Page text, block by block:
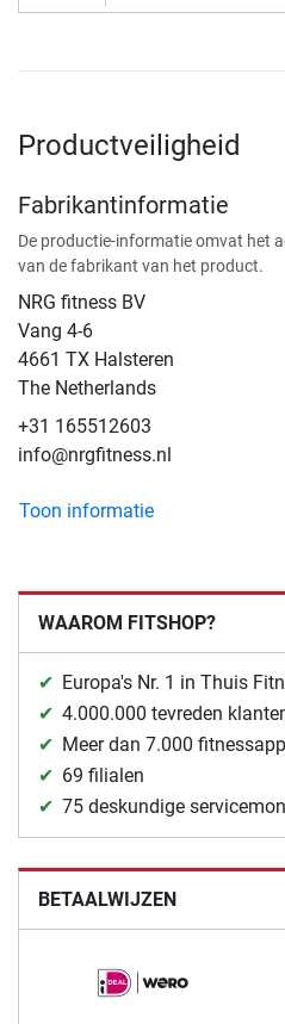
Productveiligheid
Fabrikantinformatie
De productie-informatie omvat het
van de fabrikant van het product.
NRG fitness BV
Vang 4-6
4661 TX Halsteren
The Netherlands
+31 165512603
info@nrgfitness.nl
Toon informatie
WAAROM FITSHOP?
Europa's Nr. 1 in Thuis
4.000.000 tevreden
Meer dan 7.000
69 filialen
75 deskundige
BETAALWIJZEN